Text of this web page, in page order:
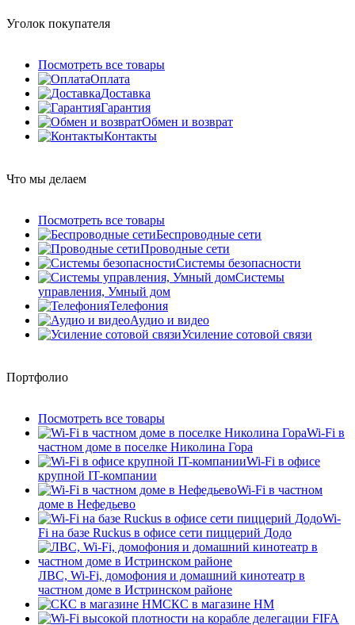
Уголок покупателя
Посмотреть все товары
Оплата
Доставка
Гарантия
Обмен и возврат
Контакты
Что мы делаем
Посмотреть все товары
Беспроводные сети
Проводные сети
Системы безопасности
Системы
управления, Умный дом
Телефония
Аудио и видео
Усиление сотовой связи
Портфолио
Посмотреть все товары
Wi-Fi в
частном доме в поселке Николина Гора
Wi-Fi в офисе
крупной IT-компании
Wi-Fi в частном
доме в Нефедьево
Wi-
Fi на базе Ruckus в офисе сети пиццерий Додо
ЛВС, Wi-Fi, домофония и домашний кинотеатр в
частном доме в Истринском районе
СКС в магазине HM